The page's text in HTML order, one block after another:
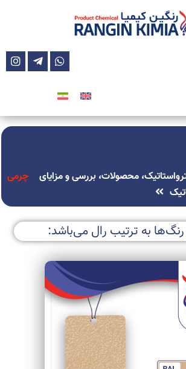
محصولات، بررسی و مزایای
چرمی
به ترتیب رال می‌باشد: